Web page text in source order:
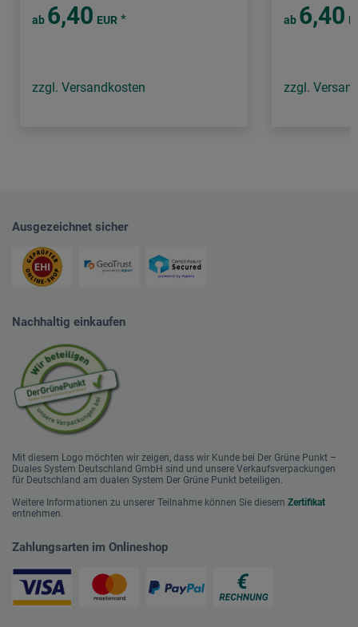
ab 6,40 EUR *
zzgl. Versandkosten
ab 6,40
zzgl.
Ausgezeichnet sicher
Nachhaltig einkaufen
Mit diesem Logo möchten wir zeigen, dass wir Kunde bei Der Grüne Punkt –
Duales System Deutschland GmbH sind und unsere Verkaufsverpackungen
für Deutschland am dualen System Der Grüne Punkt beteiligen.
Weitere Informationen zu unserer Teilnahme können Sie diesem Zertifikat
entnehmen.
Zahlungsarten im Onlineshop